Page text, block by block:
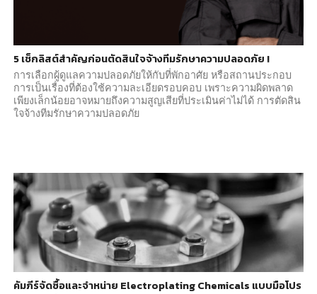
5 เช็กลิสต์สำคัญก่อนตัดสินใจจ้างทีมรักษาความปลอดภัย !
การเลือกผู้ดูแลความปลอดภัยให้กับที่พักอาศัย หรือสถานประกอบ
การเป็นเรื่องที่ต้องใช้ความละเอียดรอบคอบ เพราะความผิดพลาด
เพียงเล็กน้อยอาจหมายถึงความสูญเสียที่ประเมินค่าไม่ได้ การตัดสิน
ใจจ้างทีมรักษาความปลอดภัย
คัมภีร์จัดซื้อและจำหน่าย Electroplating Chemicals แบบมือโปร